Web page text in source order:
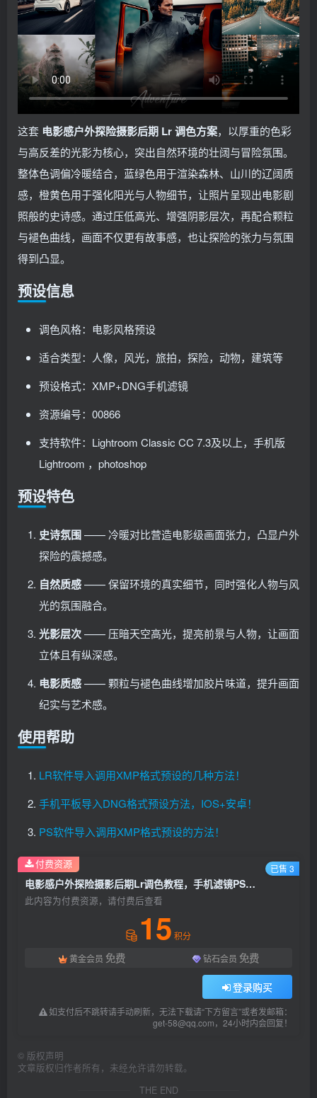
这套 电影感户外探险摄影后期 Lr 调色方案，以厚重的色彩
与高反差的光影为核心，突出自然环境的壮阔与冒险氛围。
整体色调偏冷暖结合，蓝绿色用于渲染森林、山川的辽阔质
感，橙黄色用于强化阳光与人物细节，让照片呈现出电影剧
照般的史诗感。通过压低高光、增强阴影层次，再配合颗粒
与褪色曲线，画面不仅更有故事感，也让探险的张力与氛围
得到凸显。
预设信息
调色风格：电影风格预设
适合类型：人像，风光，旅拍，探险，动物，建筑等
预设格式：XMP+DNG手机滤镜
资源编号：00866
支持软件：Lightroom Classic CC 7.3及以上，手机版
Lightroom ，photoshop
预设特色
史诗氛围—— 冷暖对比营造电影级画面张力，凸显户外
探险的震撼感。
自然质感—— 保留环境的真实细节，同时强化人物与风
光的氛围融合。
光影层次—— 压暗天空高光，提亮前景与人物，让画面
立体且有纵深感。
电影质感—— 颗粒与褪色曲线增加胶片味道，提升画面
纪实与艺术感。
使用帮助
LR软件导入调用XMP格式预设的几种方法！
手机平板导入DNG格式预设方法，IOS+安卓！
PS软件导入调用XMP格式预设的方法！
电影感户外探险摄影后期Lr调色教程，手机滤镜PS+Lightroom预设下载！
此内容为付费资源，请付费后查看
15 积分
黄金会员 免费 钻石会员 免费
登录购买
如支付后不跳转请手动刷新，无法下载请“下方留言”或者发邮箱：
get-58@qq.com，24小时内会回复！
付费资源 已售 3
© 版权声明
文章版权归作者所有，未经允许请勿转载。
THE END